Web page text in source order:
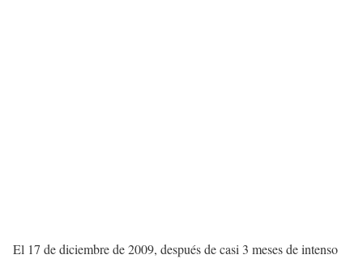
El 17 de diciembre de 2009, después de casi 3 meses de intenso